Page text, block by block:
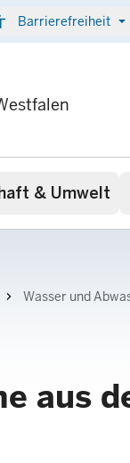
Barrierefreiheit arrow_drop_down
& Umwelt
chevron_right Wasser und
aus